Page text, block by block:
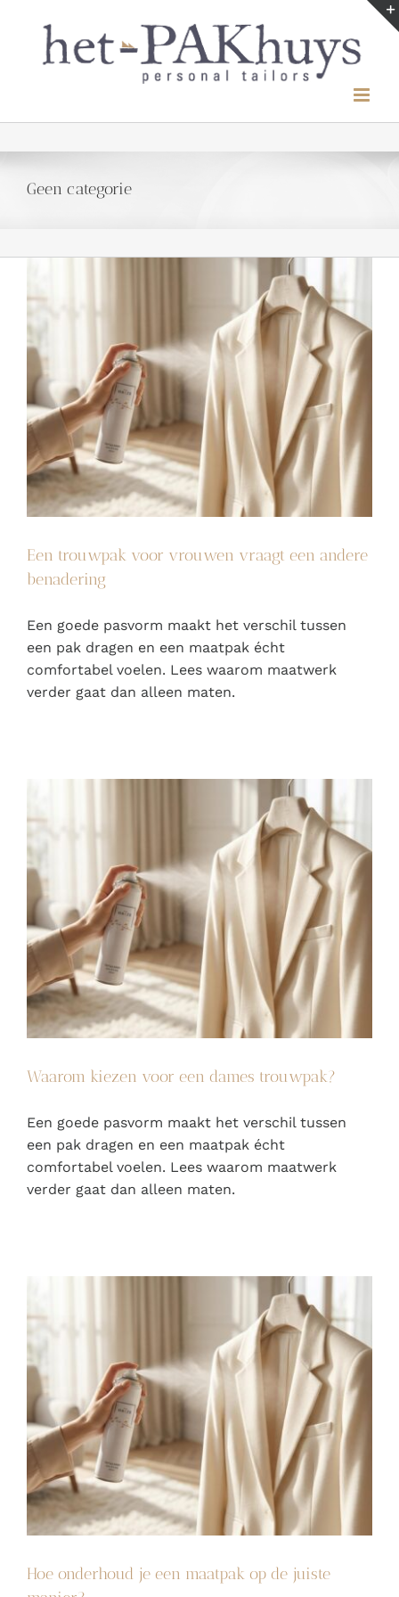
inhoud
Geen categorie
Een trouwpak voor vrouwen vraagt een andere
benadering
Een goede pasvorm maakt het verschil tussen
een pak dragen en een maatpak écht
comfortabel voelen. Lees waarom maatwerk
verder gaat dan alleen maten.
Waarom kiezen voor een dames trouwpak?
Een goede pasvorm maakt het verschil tussen
een pak dragen en een maatpak écht
comfortabel voelen. Lees waarom maatwerk
verder gaat dan alleen maten.
Hoe onderhoud je een maatpak op de juiste